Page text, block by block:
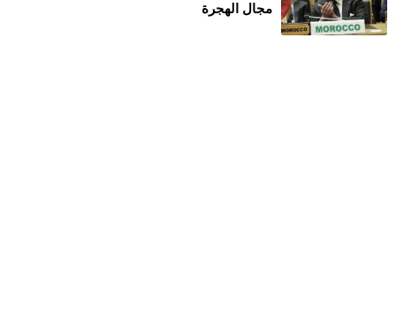
مجال الهجرة